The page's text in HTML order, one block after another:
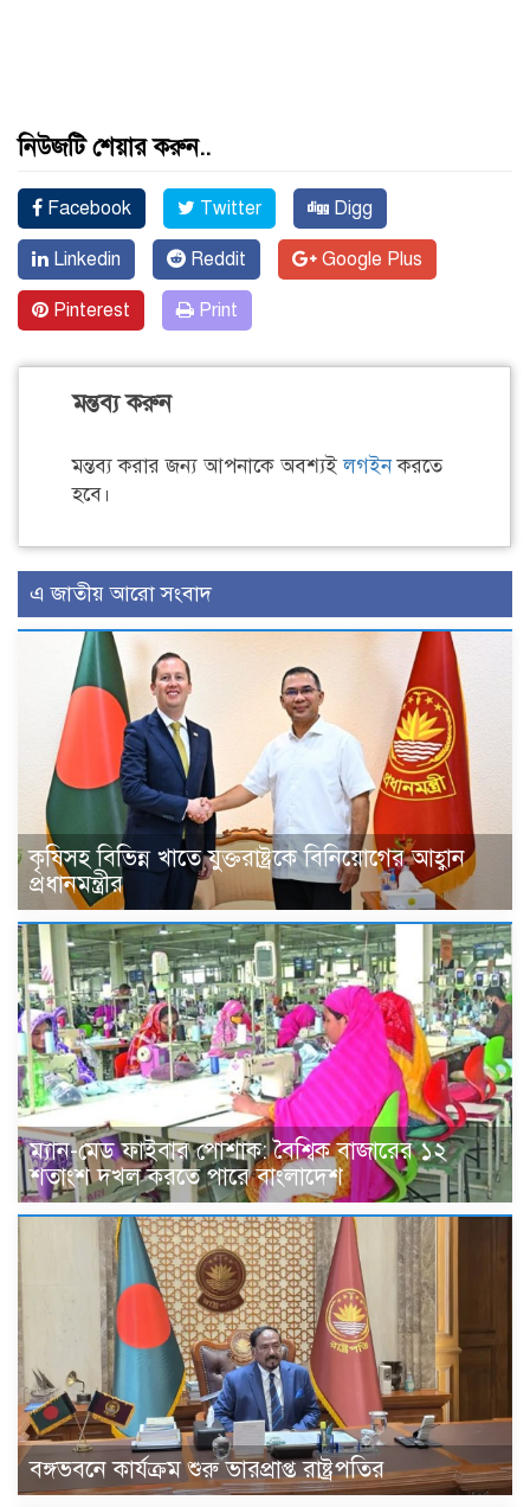
নিউজটি শেয়ার করুন..
Facebook Twitter Digg
Linkedin Reddit Google Plus
Pinterest Print
মন্তব্য করুন
মন্তব্য করার জন্য আপনাকে অবশ্যইলগইনকরতে
হবে।
এ জাতীয় আরো সংবাদ
কৃষিসহ বিভিন্ন খাতে যুক্তরাষ্ট্রকে বিনিয়োগের আহ্বান
প্রধানমন্ত্রীর
ম্যান-মেড ফাইবার পোশাক: বৈশ্বিক বাজারের ১২
শতাংশ দখল করতে পারে বাংলাদেশ
বঙ্গভবনে কার্যক্রম শুরু ভারপ্রাপ্ত রাষ্ট্রপতির